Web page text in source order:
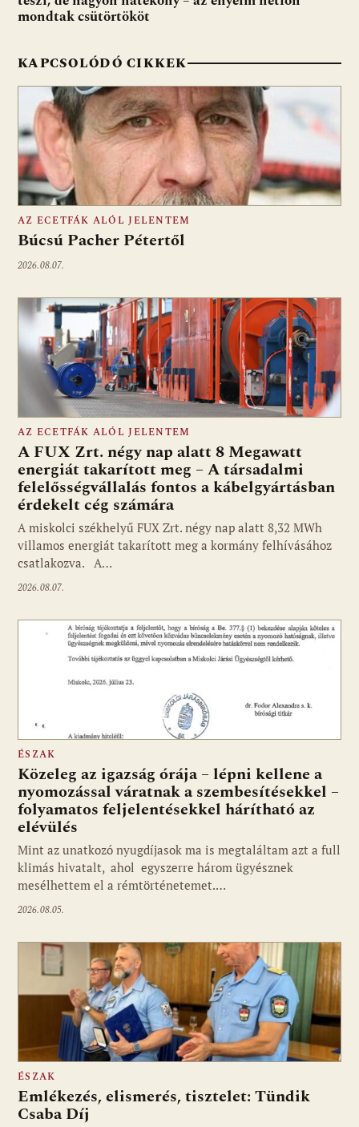
mondtak csütörtököt
KAPCSOLÓDÓ CIKKEK
AZ ECETFÁK ALÓL JELENTEM
Búcsú Pacher Pétertől
2026.08.07.
AZ ECETFÁK ALÓL JELENTEM
A FUX Zrt. négy nap alatt 8 Megawatt
energiát takarított meg – A társadalmi
felelősségvállalás fontos a kábelgyártásban
érdekelt cég számára
A miskolci székhelyű FUX Zrt. négy nap alatt 8,32 MWh
villamos energiát takarított meg a kormány felhívásához
csatlakozva. A…
2026.08.07.
ÉSZAK
Közeleg az igazság órája – lépni kellene a
nyomozással váratnak a szembesítésekkel –
folyamatos feljelentésekkel hárítható az
elévülés
Mint az unatkozó nyugdíjasok ma is megtaláltam azt a full
klimás hivatalt, ahol egyszerre három ügyésznek
mesélhettem el a rémtörténetemet.…
2026.08.05.
ÉSZAK
Emlékezés, elismerés, tisztelet: Tündik
Csaba Díj